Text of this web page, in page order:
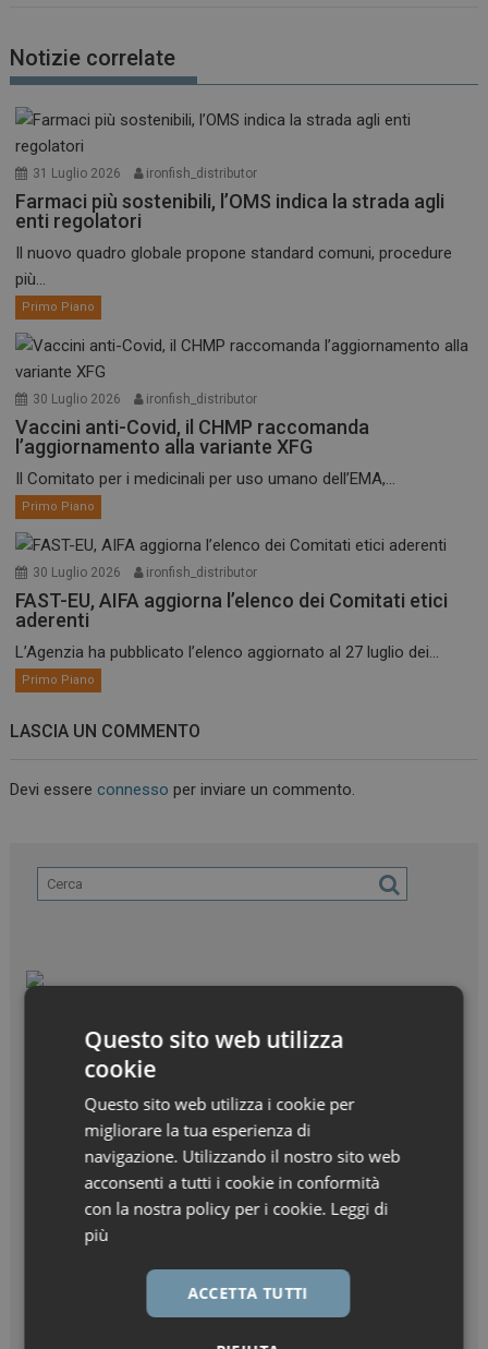
Notizie correlate
31 Luglio 2026 ironfish_distributor
Farmaci più sostenibili, l’OMS indica la strada agli
enti regolatori
Il nuovo quadro globale propone standard comuni, procedure
più...
Primo Piano
30 Luglio 2026 ironfish_distributor
Vaccini anti-Covid, il CHMP raccomanda
l’aggiornamento alla variante XFG
Il Comitato per i medicinali per uso umano dell’EMA,...
Primo Piano
30 Luglio 2026 ironfish_distributor
FAST-EU, AIFA aggiorna l’elenco dei Comitati etici
aderenti
L’Agenzia ha pubblicato l’elenco aggiornato al 27 luglio dei...
Primo Piano
LASCIA UN COMMENTO
Devi essereconnesso per inviare un commento.
Questo sito web utilizza
cookie
Questo sito web utilizza i cookie per
migliorare la tua esperienza di
navigazione. Utilizzando il nostro sito web
acconsenti a tutti i cookie in conformità
con la nostra policy per i cookie. Leggi di
più
ACCETTA TUTTI